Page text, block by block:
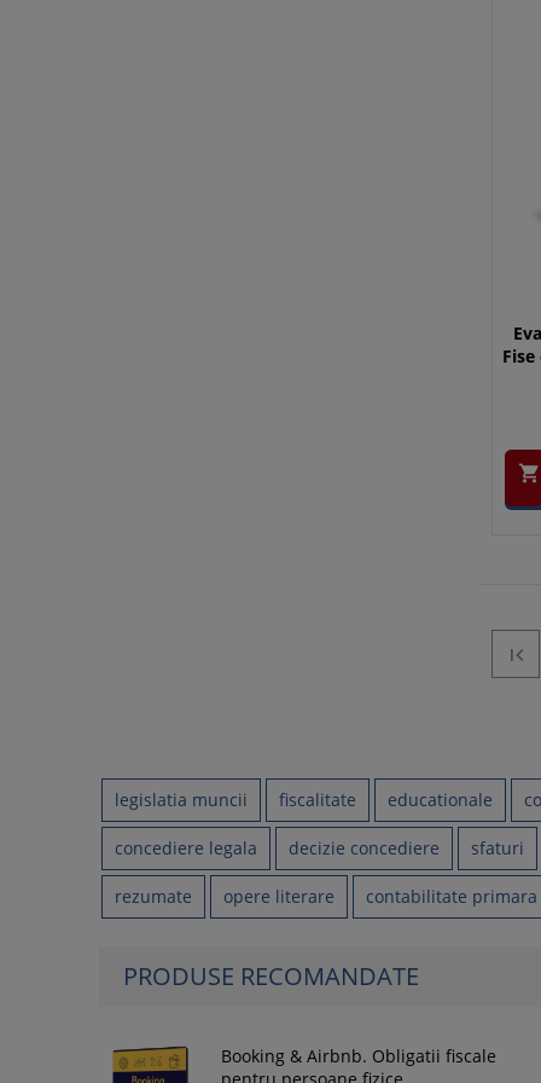


legislatia muncii fiscalitate educationale
concediere legala decizie concediere sfaturi
rezumate opere literare contabilitate primara
PRODUSE RECOMANDATE
Booking & Airbnb. Obligatii fiscale